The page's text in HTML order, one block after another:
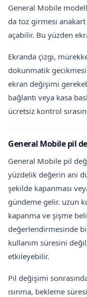
General Mobile
da toz girmesi
açabilir. Bu yüzden
Ekranda çizgi,
dokunmatik
ekran değişimi
bağlantı veya kasa
ücretsiz kontrol
General Mobile pil
General Mobile pil
yüzdelik değerin ani
şekilde kapanması
gündeme gelir. uzun
kapanma ve şişme
değerlendirmesinde
kullanım süresini
etkileyebilir.
Pil değişimi
ısınma, bekleme